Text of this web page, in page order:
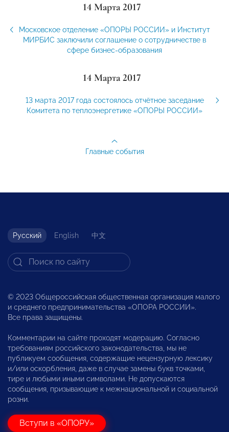
14 Марта 2017
Московское отделение «ОПОРЫ РОССИИ» и Институт
МИРБИС заключили соглашение о сотрудничестве в
сфере бизнес-образования
14 Марта 2017
13 марта 2017 года состоялось отчётное заседание
Комитета по теплоэнергетике «ОПОРЫ РОССИИ»
Главные события
Русский English 中文
© 2023 Общероссийская общественная организация малого
и среднего предпринимательства «ОПОРА РОССИИ».
Все права защищены.
Комментарии на сайте проходят модерацию. Согласно
требованиям российского законодательства, мы не
публикуем сообщения, содержащие нецензурную лексику
и/или оскорбления, даже в случае замены букв точками,
тире и любыми иными символами. Не допускаются
сообщения, призывающие к межнациональной и социальной
розни.
Вступи в «ОПОРУ»